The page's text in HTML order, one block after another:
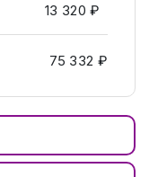
13 320 ₽
75 332 ₽